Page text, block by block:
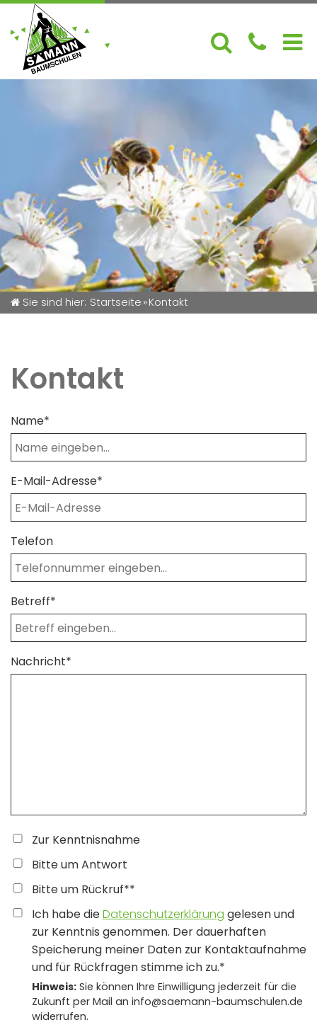
Aktuelles
Über uns
Sortiment
Gartencenter
Service
Sie sind hier: Startseite »Kontakt
Kontakt
Name*
E-Mail-Adresse*
Telefon
Betreff*
Nachricht*
Zur Kenntnisnahme
Bitte um Antwort
Bitte um Rückruf**
Ich habe dieDatenschutzerklärung gelesen und
zur Kenntnis genommen. Der dauerhaften
Speicherung meiner Daten zur Kontaktaufnahme
und für Rückfragen stimme ich zu.*
Hinweis: Sie können Ihre Einwilligung jederzeit für die
Zukunft per Mail an info@saemann-baumschulen.de
widerrufen.